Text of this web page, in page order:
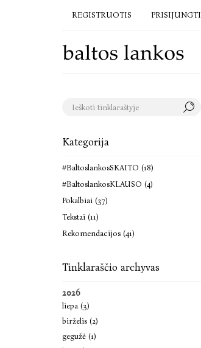
REGISTRUOTIS PRISIJUNGTI
Kategorija
#BaltoslankosSKAITO (18)
#BaltoslankosKLAUSO (4)
Pokalbiai (37)
Tekstai (11)
Rekomendacijos (41)
Tinklaraščio archyvas
2026
liepa (3)
birželis (2)
gegužė (1)